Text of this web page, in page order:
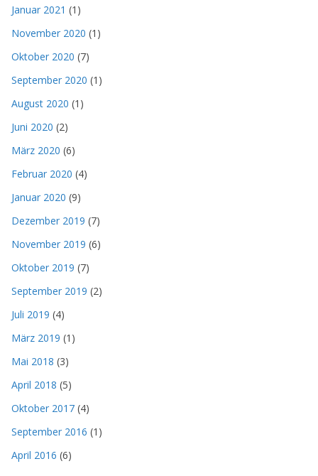
Januar 2021 (1)
November 2020 (1)
Oktober 2020 (7)
September 2020 (1)
August 2020 (1)
Juni 2020 (2)
März 2020 (6)
Februar 2020 (4)
Januar 2020 (9)
Dezember 2019 (7)
November 2019 (6)
Oktober 2019 (7)
September 2019 (2)
Juli 2019 (4)
März 2019 (1)
Mai 2018 (3)
April 2018 (5)
Oktober 2017 (4)
September 2016 (1)
April 2016 (6)